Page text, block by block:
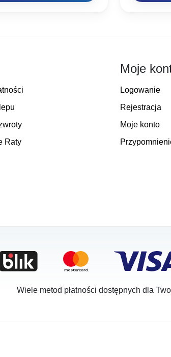
Raty
Moje
Logowanie
Rejestracja
Moje konto
Wiele metod płatności dostępnych dla